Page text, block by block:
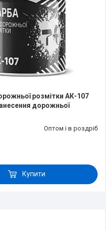
розмітки АК-107
дорожньої
Оптом і в роздріб
Купити